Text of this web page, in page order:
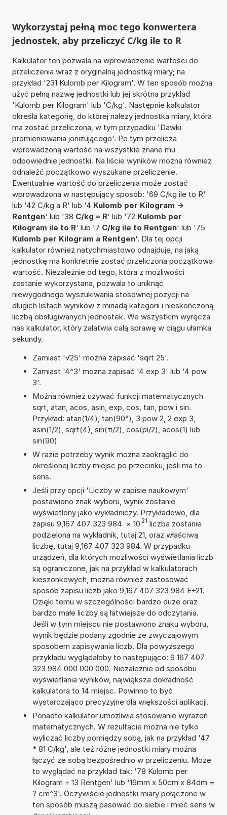
Wykorzystaj pełną moc tego konwertera
jednostek, aby przeliczyć C/kg ile to R
Kalkulator ten pozwala na wprowadzenie wartości do
przeliczenia wraz z oryginalną jednostką miary; na
przykład '231 Kulomb per Kilogram'. W ten sposób można
użyć pełną nazwę jednostki lub jej skrótna przykład
'Kulomb per Kilogram' lub 'C/kg'. Następnie kalkulator
określa kategorię, do której należy jednostka miary, która
ma zostać przeliczona, w tym przypadku 'Dawki
promieniowania jonizującego'. Po tym przelicza
wprowadzoną wartość na wszystkie znane mu
odpowiednie jednostki. Na liście wyników można również
odnaleźć początkowo wyszukane przeliczenie.
Ewentualnie wartość do przeliczenia może zostać
wprowadzona w następujący sposób: '69 C/kg ile to R'
lub '42 C/kg a R' lub '4 Kulomb per Kilogram ->
Rentgen' lub '38 C/kg = R' lub '72 Kulomb per
Kilogram ile to R' lub '7 C/kg ile to Rentgen' lub '75
Kulomb per Kilogram a Rentgen'. Dla tej opcji
kalkulator również natychmiastowo odnajduje, na jaką
jednostkę ma konkretnie zostać przeliczona początkowa
wartość. Niezależnie od tego, która z możliwości
zostanie wykorzystana, pozwala to uniknąć
niewygodnego wyszukiwania stosownej pozycji na
długich listach wyników z miriadą kategorii i nieskończoną
liczbą obsługiwanych jednostek. We wszystkim wyręcza
nas kalkulator, który załatwia całą sprawę w ciągu ułamka
sekundy.
Zamiast '√25' można zapisać 'sqrt 25'.
Zamiast '4^3' można zapisać '4 exp 3' lub '4 pow
3'.
Można również używać funkcji matematycznych
sqrt, atan, acos, asin, exp, cos, tan, pow i sin.
Przykład: atan(1/4), tan(90°), 3 pow 2, 2 exp 3,
asin(1/2), sqrt(4), sin(π/2), cos(pi/2), acos(1) lub
sin(90)
W razie potrzeby wynik można zaokrąglić do
określonej liczby miejsc po przecinku, jeśli ma to
sens.
Jeśli przy opcji 'Liczby w zapisie naukowym'
postawiono znak wyboru, wynik zostanie
wyświetlony jako wykładniczy. Przykładowo, dla
zapisu 9,167 407 323 984 × 10 21 liczba zostanie
podzielona na wykładnik, tutaj 21, oraz właściwą
liczbę, tutaj 9,167 407 323 984. W przypadku
urządzeń, dla których możliwości wyświetlania liczb
są ograniczone, jak na przykład w kalkulatorach
kieszonkowych, można również zastosować
sposób zapisu liczb jako 9,167 407 323 984 E+21.
Dzięki temu w szczególności bardzo duże oraz
bardzo małe liczby są łatwiejsze do odczytania.
Jeśli w tym miejscu nie postawiono znaku wyboru,
wynik będzie podany zgodnie ze zwyczajowym
sposobem zapisywania liczb. Dla powyższego
przykładu wyglądałoby to następująco: 9 167 407
323 984 000 000 000. Niezależnie od sposobu
wyświetlania wyników, największa dokładność
kalkulatora to 14 miejsc. Powinno to być
wystarczająco precyzyjne dla większości aplikacji.
Ponadto kalkulator umożliwia stosowanie wyrażeń
matematycznych. W rezultacie można nie tylko
wyliczać liczby pomiędzy sobą, jak na przykład '47
* 81 C/kg', ale też różne jednostki miary można
łączyć ze sobą bezpośrednio w przeliczeniu. Może
to wyglądać na przykład tak: '78 Kulomb per
Kilogram + 13 Rentgen' lub '16mm x 50cm x 84dm =
? cm^3'. Oczywiście jednostki miary połączone w
ten sposób muszą pasować do siebie i mieć sens w